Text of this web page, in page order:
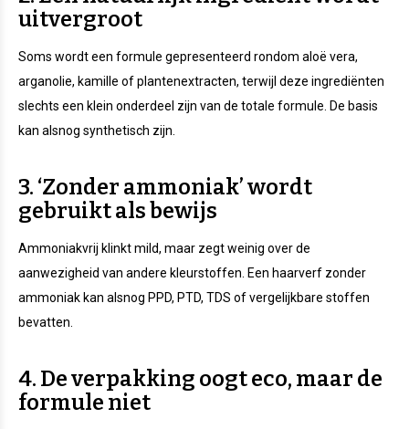
uitvergroot
Soms wordt een formule gepresenteerd rondom aloë vera,
arganolie, kamille of plantenextracten, terwijl deze ingrediënten
slechts een klein onderdeel zijn van de totale formule. De basis
kan alsnog synthetisch zijn.
3. ‘Zonder ammoniak’ wordt
gebruikt als bewijs
Ammoniakvrij klinkt mild, maar zegt weinig over de
aanwezigheid van andere kleurstoffen. Een haarverf zonder
ammoniak kan alsnog PPD, PTD, TDS of vergelijkbare stoffen
bevatten.
4. De verpakking oogt eco, maar de
formule niet